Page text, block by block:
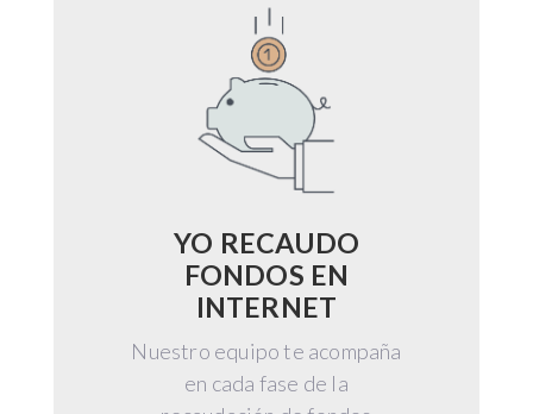
YO RECAUDO
FONDOS EN
INTERNET
Nuestro equipo te acompaña
en cada fase de la